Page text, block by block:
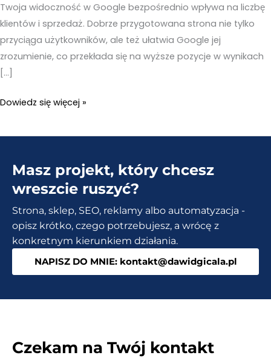
Twoja widoczność w Google bezpośrednio wpływa na liczbę
klientów i sprzedaż. Dobrze przygotowana strona nie tylko
przyciąga użytkowników, ale też ułatwia Google jej
zrozumienie, co przekłada się na wyższe pozycje w wynikach
[…]
SEO.
jest
ważne?
Jak
stronę
internetową
pod
Dowiedz się więcej »
Masz projekt, który chcesz
wreszcie ruszyć?
Strona, sklep, SEO, reklamy albo automatyzacja -
opisz krótko, czego potrzebujesz, a wrócę z
konkretnym kierunkiem działania.
NAPISZ DO MNIE: kontakt@dawidgicala.pl
Czekam na Twój kontakt